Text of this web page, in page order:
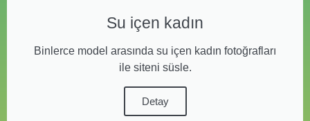
Su içen kadın
Binlerce model arasında su içen kadın fotoğrafları
ile siteni süsle.
Detay